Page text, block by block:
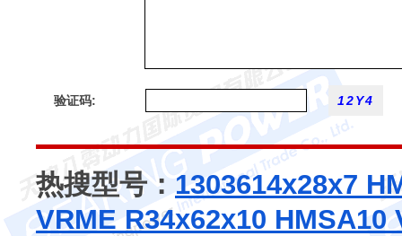
验证码:
热搜型号：1303614x28x7
VRME R34x62x10 HMSA10